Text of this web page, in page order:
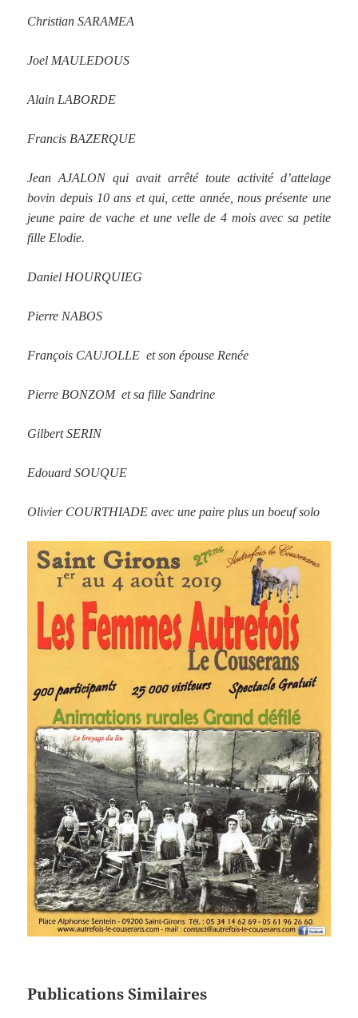
Christian SARAMEA
Joel MAULEDOUS
Alain LABORDE
Francis BAZERQUE
Jean AJALON qui avait arrêté toute activité d’attelage
bovin depuis 10 ans et qui, cette année, nous présente une
jeune paire de vacheet une velle de 4 mois avec sa petite
fille Elodie.
Daniel HOURQUIEG
Pierre NABOS
François CAUJOLLE et son épouse Renée
Pierre BONZOM et sa fille Sandrine
Gilbert SERIN
Edouard SOUQUE
Olivier COURTHIADE avec une paire plus un boeuf solo
Publications Similaires